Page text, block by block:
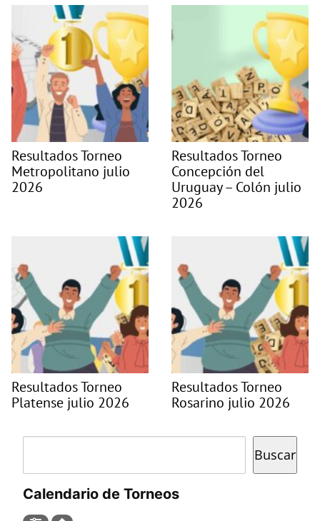
Resultados Torneo
Metropolitano julio
2026
Resultados Torneo
Concepción del
Uruguay – Colón julio
2026
Resultados Torneo
Platense julio 2026
Resultados Torneo
Rosarino julio 2026
Buscar
Calendario de Torneos